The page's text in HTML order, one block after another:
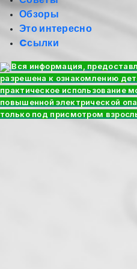
Обзоры
Это интересно
Cсылки
Вся информация,
разрешена к ознакомлению
практическое использование
повышенной электрической
только под присмотром